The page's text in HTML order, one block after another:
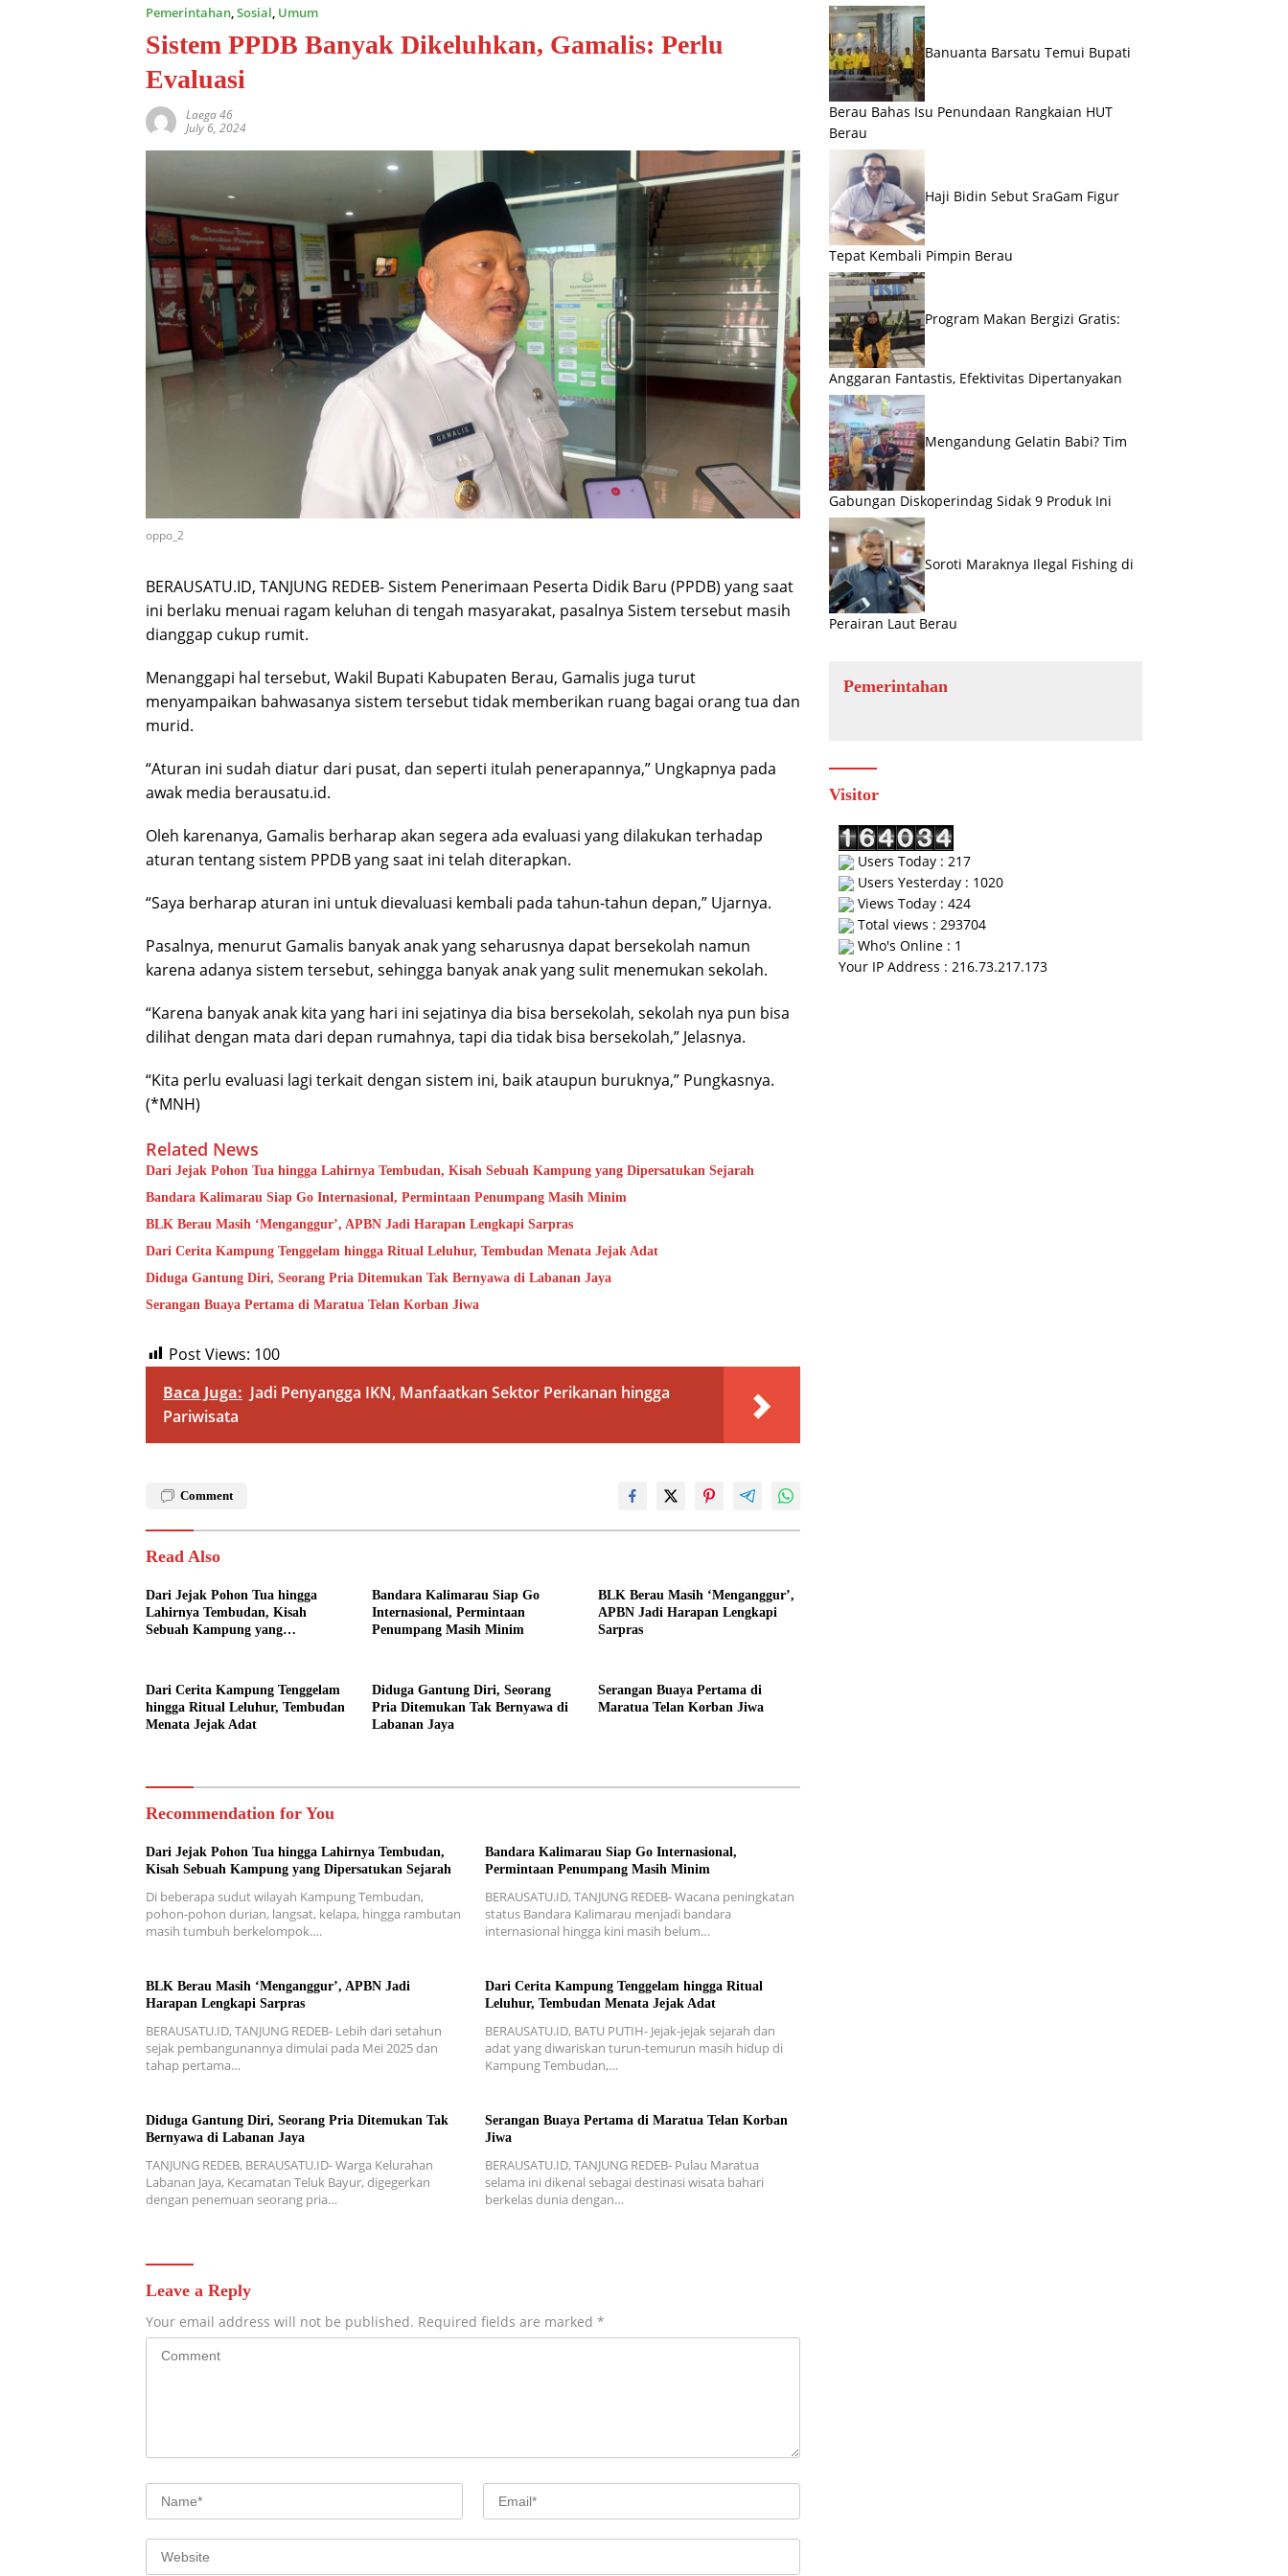
Pemerintahan,Sosial, Umum
Sistem PPDB Banyak Dikeluhkan, Gamalis: Perlu
Evaluasi
Laega 46
July 6, 2024
oppo_2
BERAUSATU.ID, TANJUNG REDEB- Sistem Penerimaan Peserta Didik Baru (PPDB) yang saat
ini berlaku menuai ragam keluhan di tengah masyarakat, pasalnya Sistem tersebut masih
dianggap cukup rumit.
Menanggapi hal tersebut, Wakil Bupati Kabupaten Berau, Gamalis juga turut
menyampaikan bahwasanya sistem tersebut tidak memberikan ruang bagai orang tua dan
murid.
“Aturan ini sudah diatur dari pusat, dan seperti itulah penerapannya,” Ungkapnya pada
awak media berausatu.id.
Oleh karenanya, Gamalis berharap akan segera ada evaluasi yang dilakukan terhadap
aturan tentang sistem PPDB yang saat ini telah diterapkan.
“Saya berharap aturan ini untuk dievaluasi kembali pada tahun-tahun depan,” Ujarnya.
Pasalnya, menurut Gamalis banyak anak yang seharusnya dapat bersekolah namun
karena adanya sistem tersebut, sehingga banyak anak yang sulit menemukan sekolah.
“Karena banyak anak kita yang hari ini sejatinya dia bisa bersekolah, sekolah nya pun bisa
dilihat dengan mata dari depan rumahnya, tapi dia tidak bisa bersekolah,” Jelasnya.
“Kita perlu evaluasi lagi terkait dengan sistem ini, baik ataupun buruknya,” Pungkasnya.
(*MNH)
Related News
Dari Jejak Pohon Tua hingga Lahirnya Tembudan, Kisah Sebuah Kampung yang Dipersatukan Sejarah
Bandara Kalimarau Siap Go Internasional, Permintaan Penumpang Masih Minim
BLK Berau Masih ‘Menganggur’, APBN Jadi Harapan Lengkapi Sarpras
Dari Cerita Kampung Tenggelam hingga Ritual Leluhur, Tembudan Menata Jejak Adat
Diduga Gantung Diri, Seorang Pria Ditemukan Tak Bernyawa di Labanan Jaya
Serangan Buaya Pertama di Maratua Telan Korban Jiwa
Post Views: 100
Baca Juga: Jadi Penyangga IKN, Manfaatkan Sektor Perikanan hingga
Pariwisata
Comment
Read Also
Dari Jejak Pohon Tua hingga
Lahirnya Tembudan, Kisah
Sebuah Kampung yang
Bandara Kalimarau Siap Go
Internasional, Permintaan
Penumpang Masih Minim
BLK Berau Masih ‘Menganggur’,
APBN Jadi Harapan Lengkapi
Sarpras
Dari Cerita Kampung Tenggelam
hingga Ritual Leluhur, Tembudan
Menata Jejak Adat
Diduga Gantung Diri, Seorang
Pria Ditemukan Tak Bernyawa di
Labanan Jaya
Serangan Buaya Pertama di
Maratua Telan Korban Jiwa
Recommendation for You
Dari Jejak Pohon Tua hingga Lahirnya Tembudan,
Kisah Sebuah Kampung yang Dipersatukan Sejarah
Di beberapa sudut wilayah Kampung Tembudan,
pohon-pohon durian, langsat, kelapa, hingga rambutan
masih tumbuh berkelompok….
Bandara Kalimarau Siap Go Internasional,
Permintaan Penumpang Masih Minim
BERAUSATU.ID, TANJUNG REDEB- Wacana peningkatan
status Bandara Kalimarau menjadi bandara
internasional hingga kini masih belum…
BLK Berau Masih ‘Menganggur’, APBN Jadi
Harapan Lengkapi Sarpras
BERAUSATU.ID, TANJUNG REDEB- Lebih dari setahun
sejak pembangunannya dimulai pada Mei 2025 dan
tahap pertama…
Dari Cerita Kampung Tenggelam hingga Ritual
Leluhur, Tembudan Menata Jejak Adat
BERAUSATU.ID, BATU PUTIH- Jejak-jejak sejarah dan
adat yang diwariskan turun-temurun masih hidup di
Kampung Tembudan,…
Diduga Gantung Diri, Seorang Pria Ditemukan Tak
Bernyawa di Labanan Jaya
TANJUNG REDEB, BERAUSATU.ID- Warga Kelurahan
Labanan Jaya, Kecamatan Teluk Bayur, digegerkan
dengan penemuan seorang pria…
Serangan Buaya Pertama di Maratua Telan Korban
Jiwa
BERAUSATU.ID, TANJUNG REDEB- Pulau Maratua
selama ini dikenal sebagai destinasi wisata bahari
berkelas dunia dengan…
Leave a Reply
Your email address will not be published. Required fields are marked *
Banuanta Barsatu Temui Bupati
Berau Bahas Isu Penundaan Rangkaian HUT
Berau
Haji Bidin Sebut SraGam Figur
Tepat Kembali Pimpin Berau
Program Makan Bergizi Gratis:
Anggaran Fantastis, Efektivitas Dipertanyakan
Mengandung Gelatin Babi? Tim
Gabungan Diskoperindag Sidak 9 Produk Ini
Soroti Maraknya Ilegal Fishing di
Perairan Laut Berau
Pemerintahan
Visitor
Users Today : 217
Users Yesterday : 1020
Views Today : 424
Total views : 293704
Who's Online : 1
Your IP Address : 216.73.217.173